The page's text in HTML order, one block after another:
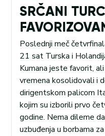
SRČANI
Poslednji meč
21 sat Turska i
Kumana jeste favorit,
vremena kosolidovali i
dirigentskom palicom
kojim su izborili prvo
godine. Nema dileme
uzbuđenja u borbama